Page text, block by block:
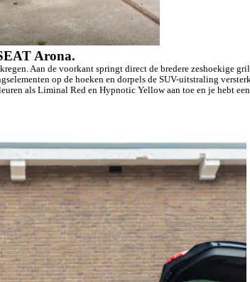
Arona.
Aan de voorkant springt direct de bredere zeshoekige
op de hoeken en dorpels de SUV-uitstraling
als Liminal Red en Hypnotic Yellow aan toe en je hebt